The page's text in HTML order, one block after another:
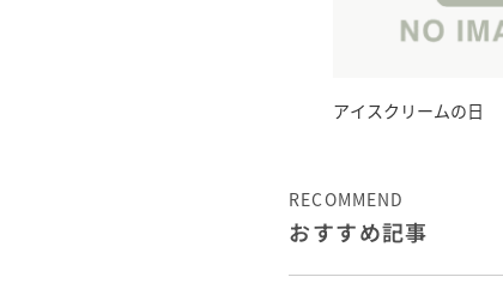
アイスクリームの日
RECOMMEND
おすすめ記事